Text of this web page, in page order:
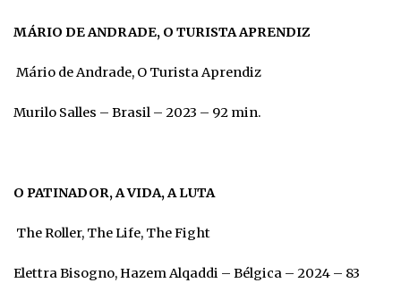
MÁRIO DE ANDRADE, O TURISTA APRENDIZ
Mário de Andrade, O Turista Aprendiz
Murilo Salles – Brasil – 2023 – 92 min.
O PATINADOR, A VIDA, A LUTA
The Roller, The Life, The Fight
Elettra Bisogno, Hazem Alqaddi – Bélgica – 2024 – 83